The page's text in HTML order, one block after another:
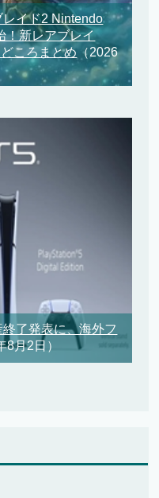
イド2 Nintendo
！新レアブレイ
どころまとめ（2026
終了発表に、海外フ
8月2日）